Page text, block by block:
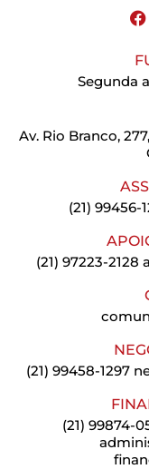
Segunda
Av. Rio Branco,
(21) 99456-
(21) 97223-2128
(21) 99458-1297
(21) 99874-